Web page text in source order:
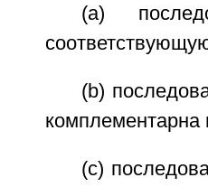
(a)
(b)
комплементарна
(c)